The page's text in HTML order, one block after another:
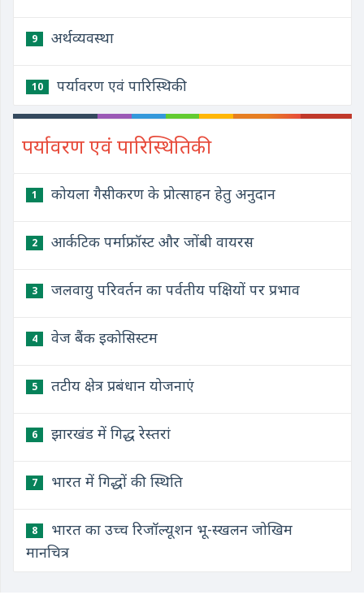
9 अर्थव्यवस्था
10 पर्यावरण एवं पारिस्थिकी
पर्यावरण एवं पारिस्थितिकी
1 कोयला गैसीकरण के प्रोत्साहन हेतु अनुदान
2 आर्कटिक पर्माफ्रॉस्ट और जोंबी वायरस
3 जलवायु परिवर्तन का पर्वतीय पक्षियों पर प्रभाव
4 वेज बैंक इकोसिस्टम
5 ​तटीय क्षेत्र प्रबंधान योजनाएं
6 झारखंड में गिद्ध रेस्तरां
7 भारत में गिद्धों की स्थिति
8
भारत का उच्च रिजॉल्यूशन भू-स्खलन जोखिम
मानचित्र